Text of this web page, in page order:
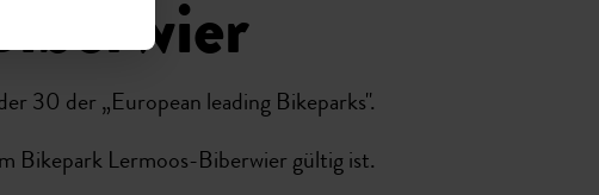
30 der „European leading Bikeparks".
Bikepark Lermoos-Biberwier gültig ist.